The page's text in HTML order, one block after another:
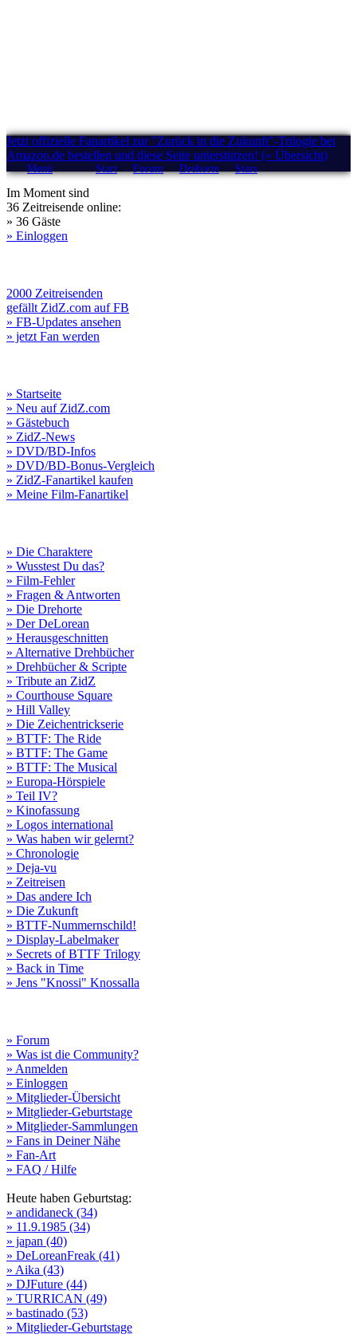
Jetzt offizielle Fanartikel zur "Zurück in die Zukunft"-Trilogie bei
Amazon.de bestellen und diese Seite unterstützen! (» Übersicht)
Menü Start Forum Drehorte Stars
Im Moment sind
36 Zeitreisende online:
» 36 Gäste
» Einloggen
2000 Zeitreisenden
gefällt ZidZ.com auf FB
» FB-Updates ansehen
» jetzt Fan werden
» Startseite
» Neu auf ZidZ.com
» Gästebuch
» ZidZ-News
» DVD/BD-Infos
» DVD/BD-Bonus-Vergleich
» ZidZ-Fanartikel kaufen
» Meine Film-Fanartikel
» Die Charaktere
» Wusstest Du das?
» Film-Fehler
» Fragen & Antworten
» Die Drehorte
» Der DeLorean
» Herausgeschnitten
» Alternative Drehbücher
» Drehbücher & Scripte
» Tribute an ZidZ
» Courthouse Square
» Hill Valley
» Die Zeichentrickserie
» BTTF: The Ride
» BTTF: The Game
» BTTF: The Musical
» Europa-Hörspiele
» Teil IV?
» Kinofassung
» Logos international
» Was haben wir gelernt?
» Chronologie
» Deja-vu
» Zeitreisen
» Das andere Ich
» Die Zukunft
» BTTF-Nummernschild!
» Display-Labelmaker
» Secrets of BTTF Trilogy
» Back in Time
» Jens "Knossi" Knossalla
» Forum
» Was ist die Community?
» Anmelden
» Einloggen
» Mitglieder-Übersicht
» Mitglieder-Geburtstage
» Mitglieder-Sammlungen
» Fans in Deiner Nähe
» Fan-Art
» FAQ / Hilfe
Heute haben Geburtstag:
» andidaneck (34)
» 11.9.1985 (34)
» japan (40)
» DeLoreanFreak (41)
» Aika (43)
» DJFuture (44)
» TURRICAN (49)
» bastinado (53)
» Mitglieder-Geburtstage